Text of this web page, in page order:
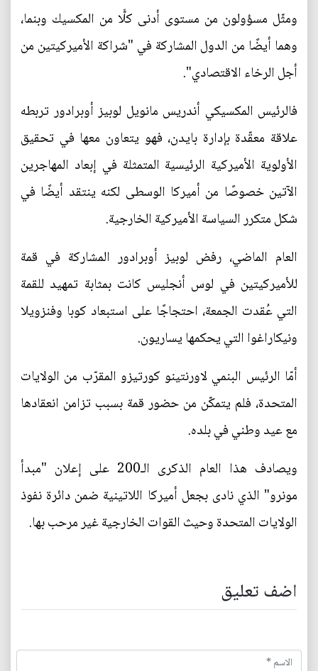
ومثّل مسؤولون من مستوى أدنى كلًّا من المكسيك وبنما،
وهما أيضًا من الدول المشاركة في "شراكة الأميركيتين من
أجل الرخاء الاقتصادي".
فالرئيس المكسيكي أندريس مانويل لوبيز أوبرادور تربطه
علاقة معقّدة بإدارة بايدن، فهو يتعاون معها في تحقيق
الأولوية الأميركية الرئيسية المتمثلة في إبعاد المهاجرين
الآتين خصوصًا من أميركا الوسطى لكنه ينتقد أيضًا في
شكل متكرر السياسة الأميركية الخارجية.
العام الماضي، رفض لوبيز أوبرادور المشاركة في قمة
للأميركيتين في لوس أنجليس كانت بمثابة تمهيد للقمة
التي عُقدت الجمعة، احتجاجًا على استبعاد كوبا وفنزويلا
ونيكاراغوا التي يحكمها يساريون.
أمّا الرئيس البنمي لاورنتينو كورتيزو المقرّب من الولايات
المتحدة، فلم يتمكّن من حضور قمة بسبب تزامن انعقادها
مع عيد وطني في بلده.
ويصادف هذا العام الذكرى الـ200 على إعلان "مبدأ
مونرو" الذي نادى بجعل أميركا اللاتينية ضمن دائرة نفوذ
الولايات المتحدة وحيث القوات الخارجية غير مرحب بها.
اضف تعليق